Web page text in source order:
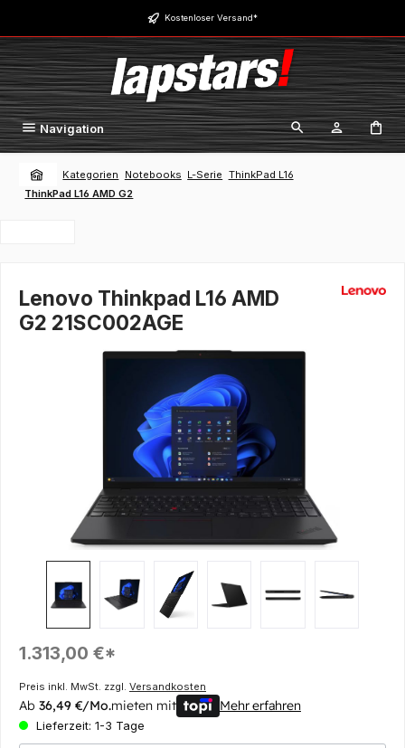
Zum Hauptinhalt springen Kostenloser Versand*
Navigation
Kategorien Notebooks L-Serie ThinkPad L16
ThinkPad L16 AMD G2
Lenovo Thinkpad L16 AMD
G2 21SC002AGE
Bildergalerie überspringen
Regulärer Preis:
1.313,00 €*
Preis inkl. MwSt. zzgl. Versandkosten
Ab 36,49 €/Mo.mieten mit Mehr erfahren
Lieferzeit: 1-3 Tage